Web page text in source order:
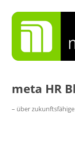
Inhalt
springen
meta HR
– über